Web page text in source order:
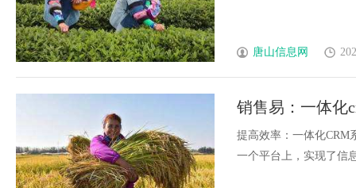
唐山信息网
销售易：一体化
提高效率：一体化CRM
一个平台上，实现了信